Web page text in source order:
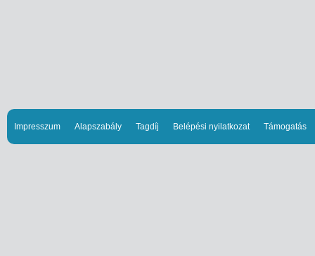
Impresszum Alapszabály Tagdíj Belépési nyilatkozat Támogatás